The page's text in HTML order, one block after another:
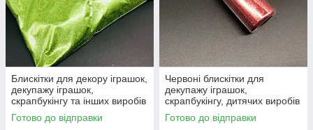
Блискітки для декору іграшок,
декупажу іграшок,
скрапбукінгу та інших виробів
в упаковці Світло-зелений
Готово до відправки
Червоні блискітки для
декупажу іграшок,
скрапбукінгу, дитячих виробів
у пластиковій баночці 25г
Готово до відправки